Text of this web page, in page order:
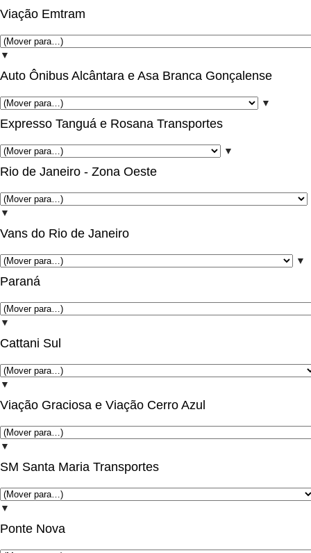
Viação Emtram
▼
Auto Ônibus Alcântara e Asa Branca Gonçalense
▼
Expresso Tanguá e Rosana Transportes
▼
Rio de Janeiro - Zona Oeste
▼
Vans do Rio de Janeiro
▼
Paraná
▼
Cattani Sul
▼
Viação Graciosa e Viação Cerro Azul
▼
SM Santa Maria Transportes
▼
Ponte Nova